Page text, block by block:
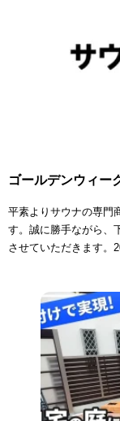
ゴールデンウィー
平素よりサウナの専門
す。誠に勝手ながら、
させていただきます。